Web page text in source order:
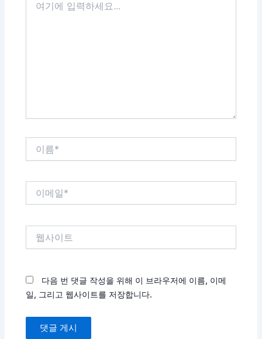
다음 번 댓글 작성을 위해 이 브라우저에 이름, 이메
일, 그리고 웹사이트를 저장합니다.